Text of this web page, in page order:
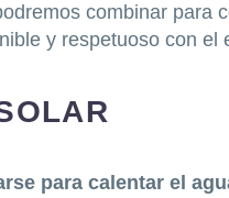
combinar para
y respetuoso con el
para calentar el